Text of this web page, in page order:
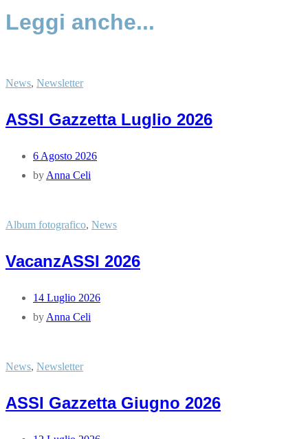
Leggi anche...
News, Newsletter
ASSI Gazzetta Luglio 2026
6 Agosto 2026
by Anna Celi
Album fotografico, News
VacanzASSI 2026
14 Luglio 2026
by Anna Celi
News, Newsletter
ASSI Gazzetta Giugno 2026